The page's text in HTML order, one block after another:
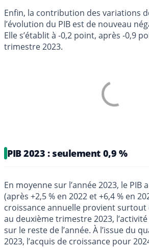
Enfin, la contribution des variations
l’évolution du PIB est de nouveau
Elle s’établit à -0,2 point, après -0,9
trimestre 2023.
PIB 2023 : seulement 0,9 %
En moyenne sur l’année 2023, le PIB
(après +2,5 % en 2022 et +6,4 % en
croissance annuelle provient surtout
au deuxième trimestre 2023,
sur le reste de l’année. À l’issue du
2023, l’acquis de croissance pour